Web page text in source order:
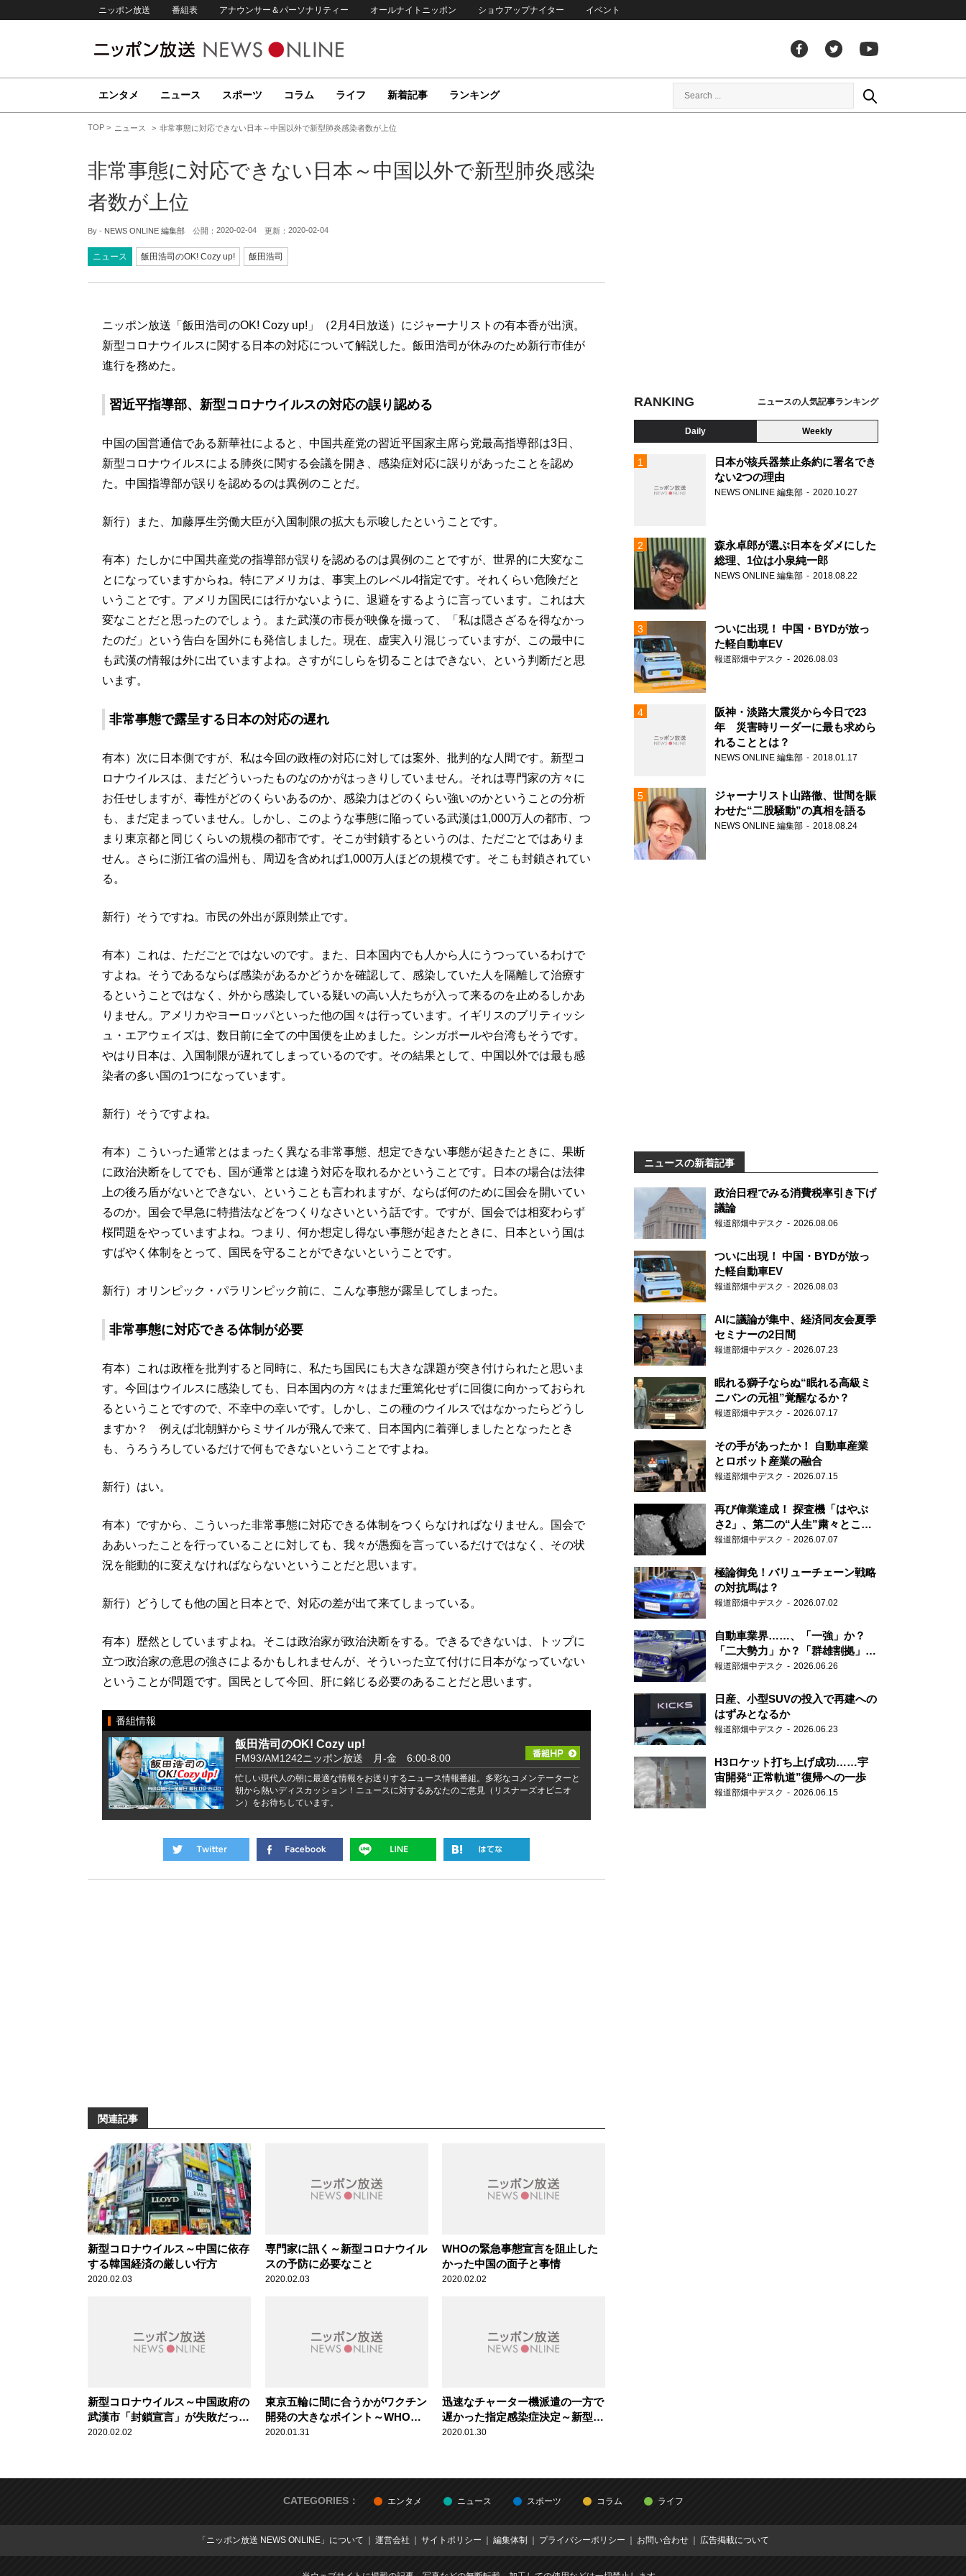
ニッポン放送 番組表 アナウンサー＆パーソナリティー オールナイトニッポン ショウアップナイター イベント
エンタメ ニュース スポーツ コラム ライフ 新着記事 ランキング
TOP ニュース 非常事態に対応できない日本～中国以外で新型肺炎感染者数が上位
非常事態に対応できない日本～中国以外で新型肺炎感染
者数が上位
By - NEWS ONLINE 編集部 公開： 2020-02-04 更新： 2020-02-04
ニュース 飯田浩司のOK! Cozy up! 飯田浩司
ニッポン放送「飯田浩司のOK! Cozy up!」（2月4日放送）にジャーナリストの有本香が出演。
新型コロナウイルスに関する日本の対応について解説した。飯田浩司が休みのため新行市佳が
進行を務めた。
習近平指導部、新型コロナウイルスの対応の誤り認める
中国の国営通信である新華社によると、中国共産党の習近平国家主席ら党最高指導部は3日、
新型コロナウイルスによる肺炎に関する会議を開き、感染症対応に誤りがあったことを認め
た。中国指導部が誤りを認めるのは異例のことだ。
新行）また、加藤厚生労働大臣が入国制限の拡大も示唆したということです。
有本）たしかに中国共産党の指導部が誤りを認めるのは異例のことですが、世界的に大変なこ
とになっていますからね。特にアメリカは、事実上のレベル4指定です。それくらい危険だと
いうことです。アメリカ国民には行かないように、退避をするように言っています。これは大
変なことだと思ったのでしょう。また武漢の市長が映像を撮って、「私は隠さざるを得なかっ
たのだ」という告白を国外にも発信しました。現在、虚実入り混じっていますが、この最中に
も武漢の情報は外に出ていますよね。さすがにしらを切ることはできない、という判断だと思
います。
非常事態で露呈する日本の対応の遅れ
有本）次に日本側ですが、私は今回の政権の対応に対しては案外、批判的な人間です。新型コ
ロナウイルスは、まだどういったものなのかがはっきりしていません。それは専門家の方々に
お任せしますが、毒性がどのくらいあるのか、感染力はどのくらい強いのかということの分析
も、まだ定まっていません。しかし、このような事態に陥っている武漢は1,000万人の都市、つ
まり東京都と同じくらいの規模の都市です。そこが封鎖するというのは、ただごとではありま
せん。さらに浙江省の温州も、周辺を含めれば1,000万人ほどの規模です。そこも封鎖されてい
る。
新行）そうですね。市民の外出が原則禁止です。
有本）これは、ただごとではないのです。また、日本国内でも人から人にうつっているわけで
すよね。そうであるならば感染があるかどうかを確認して、感染していた人を隔離して治療す
るということではなく、外から感染している疑いの高い人たちが入って来るのを止めるしかあ
りません。アメリカやヨーロッパといった他の国々は行っています。イギリスのブリティッシ
ュ・エアウェイズは、数日前に全ての中国便を止めました。シンガポールや台湾もそうです。
やはり日本は、入国制限が遅れてしまっているのです。その結果として、中国以外では最も感
染者の多い国の1つになっています。
新行）そうですよね。
有本）こういった通常とはまったく異なる非常事態、想定できない事態が起きたときに、果断
に政治決断をしてでも、国が通常とは違う対応を取れるかということです。日本の場合は法律
上の後ろ盾がないとできない、ということも言われますが、ならば何のために国会を開いてい
るのか。国会で早急に特措法などをつくりなさいという話です。ですが、国会では相変わらず
桜問題をやっていますよね。つまり、何か想定し得ない事態が起きたときに、日本という国は
すばやく体制をとって、国民を守ることができないということです。
新行）オリンピック・パラリンピック前に、こんな事態が露呈してしまった。
非常事態に対応できる体制が必要
有本）これは政権を批判すると同時に、私たち国民にも大きな課題が突き付けられたと思いま
す。今回はウイルスに感染しても、日本国内の方々はまだ重篤化せずに回復に向かっておられ
るということですので、不幸中の幸いです。しかし、この種のウイルスではなかったらどうし
ますか？ 例えば北朝鮮からミサイルが飛んで来て、日本国内に着弾しましたとなったとき
も、うろうろしているだけで何もできないということですよね。
新行）はい。
有本）ですから、こういった非常事態に対応できる体制をつくらなければなりません。国会で
ああいったことを行っていることに対しても、我々が愚痴を言っているだけではなく、その状
況を能動的に変えなければならないということだと思います。
新行）どうしても他の国と日本とで、対応の差が出て来てしまっている。
有本）歴然としていますよね。そこは政治家が政治決断をする。できるできないは、トップに
立つ政治家の意思の強さによるかもしれませんが、そういった立て付けに日本がなっていない
ということが問題です。国民として今回、肝に銘じる必要のあることだと思います。
番組情報
飯田浩司のOK! Cozy up!
FM93/AM1242ニッポン放送 月-金 6:00-8:00
忙しい現代人の朝に最適な情報をお送りするニュース情報番組。多彩なコメンテーターと
朝から熱いディスカッション！ニュースに対するあなたのご意見（リスナーズオピニオ
ン）をお待ちしています。
関連記事
新型コロナウイルス～中国に依存
する韓国経済の厳しい行方
2020.02.03
専門家に訊く～新型コロナウイル
スの予防に必要なこと
2020.02.03
WHOの緊急事態宣言を阻止した
かった中国の面子と事情
2020.02.02
新型コロナウイルス～中国政府の
武漢市「封鎖宣言」が失敗だった
理由
2020.02.02
東京五輪に間に合うかがワクチン
開発の大きなポイント～WHOは
新型肺炎対応に主体的介入すべき
2020.01.31
迅速なチャーター機派遣の一方で
遅かった指定感染症決定～新型肺
炎への日本政府の対応
2020.01.30
RANKING ニュースの人気記事ランキング
Daily Weekly
日本が核兵器禁止条約に署名でき
ない2つの理由
NEWS ONLINE 編集部 2020.10.27
森永卓郎が選ぶ日本をダメにした
総理、1位は小泉純一郎
NEWS ONLINE 編集部 2018.08.22
ついに出現！ 中国・BYDが放っ
た軽自動車EV
報道部畑中デスク 2026.08.03
阪神・淡路大震災から今日で23
年 災害時リーダーに最も求めら
れることとは？
NEWS ONLINE 編集部 2018.01.17
ジャーナリスト山路徹、世間を賑
わせた“二股騒動”の真相を語る
NEWS ONLINE 編集部 2018.08.24
ニュースの新着記事
政治日程でみる消費税率引き下げ
議論
報道部畑中デスク 2026.08.06
ついに出現！ 中国・BYDが放っ
た軽自動車EV
報道部畑中デスク 2026.08.03
AIに議論が集中、経済同友会夏季
セミナーの2日間
報道部畑中デスク 2026.07.23
眠れる獅子ならぬ“眠れる高級ミ
ニバンの元祖”覚醒なるか？
報道部畑中デスク 2026.07.17
その手があったか！ 自動車産業
とロボット産業の融合
報道部畑中デスク 2026.07.15
再び偉業達成！ 探査機「はやぶ
さ2」、第二の“人生”粛々とこな
す
報道部畑中デスク 2026.07.07
極論御免！バリューチェーン戦略
の対抗馬は？
報道部畑中デスク 2026.07.02
自動車業界……、「一強」か？
「二大勢力」か？「群雄割拠」
か？
報道部畑中デスク 2026.06.26
日産、小型SUVの投入で再建への
はずみとなるか
報道部畑中デスク 2026.06.23
H3ロケット打ち上げ成功……宇
宙開発“正常軌道”復帰への一歩
報道部畑中デスク 2026.06.15
CATEGORIES： エンタメ ニュース スポーツ コラム ライフ
「ニッポン放送 NEWS ONLINE」について 運営会社 サイトポリシー 編集体制 プライバシーポリシー お問い合わせ 広告掲載について